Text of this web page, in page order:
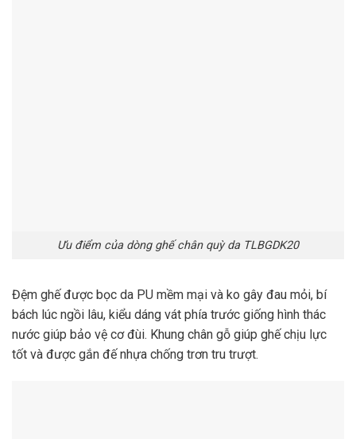
Ưu điểm của dòng ghế chân quỳ da TLBGDK20
Đệm ghế được bọc da PU mềm mại và ko gây đau mỏi, bí
bách lúc ngồi lâu, kiểu dáng vát phía trước giống hình thác
nước giúp bảo vệ cơ đùi. Khung chân gỗ giúp ghế chịu lực
tốt và được gắn đế nhựa chống trơn tru trượt.